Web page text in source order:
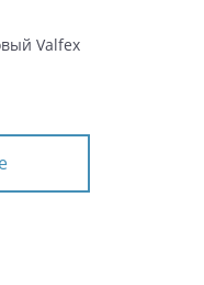
Valfex